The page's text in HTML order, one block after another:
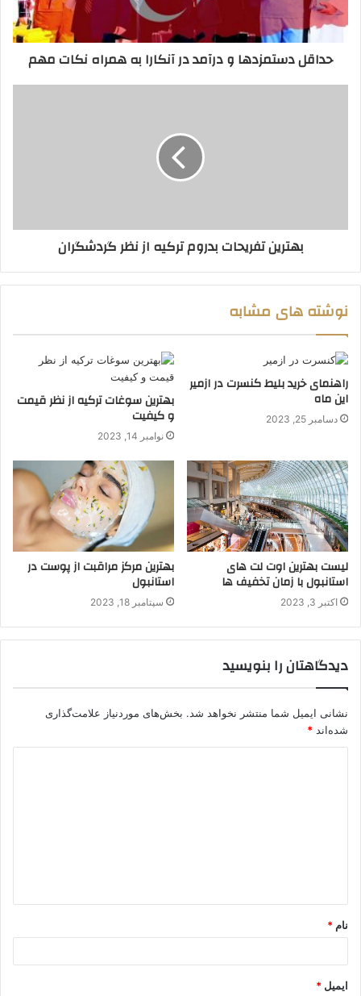
حداقل دستمزدها و درآمد در آنکارا به همراه نکات مهم
بهترین تفریحات بدروم ترکیه از نظر گردشگران
نوشته های مشابه
راهنمای خرید بلیط کنسرت در ازمیر
این ماه
دسامبر 25, 2023
بهترین سوغات ترکیه از نظر قیمت
و کیفیت
نوامبر 14, 2023
لیست بهترین اوت لت های
استانبول با زمان تخفیف ها
اکتبر 3, 2023
بهترین مرکز مراقبت از پوست در
استانبول
سپتامبر 18, 2023
دیدگاهتان را بنویسید
نشانی ایمیل شما منتشر نخواهد شد. بخش‌های موردنیاز علامت‌گذاری
شده‌اند *
*
نام *
ایمیل *